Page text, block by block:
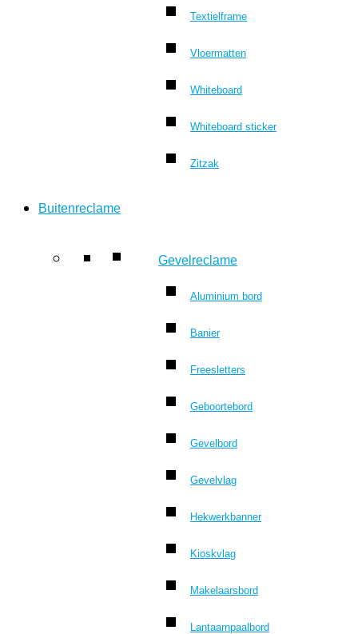
Textielframe
Vloermatten
Whiteboard
Whiteboard sticker
Zitzak
Buitenreclame
Gevelreclame
Aluminium bord
Banier
Freesletters
Geboortebord
Gevelbord
Gevelvlag
Hekwerkbanner
Kioskvlag
Makelaarsbord
Lantaarnpaalbord